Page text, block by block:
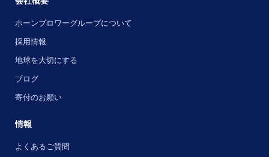
ホーンブロワーグループについて
採用情報
地球を大切にする
ブログ
寄付のお願い
情報
よくあるご質問